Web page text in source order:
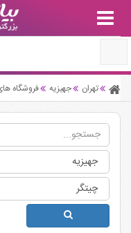
تهران جهیزیه فروشگاه